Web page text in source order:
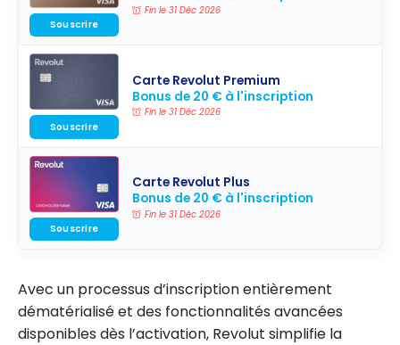
Fin le 31 Déc 2026
Souscrire
Carte Revolut Premium
Bonus de 20 € à l'inscription
Fin le 31 Déc 2026
Souscrire
Carte Revolut Plus
Bonus de 20 € à l'inscription
Fin le 31 Déc 2026
Souscrire
Avec un processus d’inscription entièrement
dématérialisé et des fonctionnalités avancées
disponibles dès l’activation, Revolut simplifie la